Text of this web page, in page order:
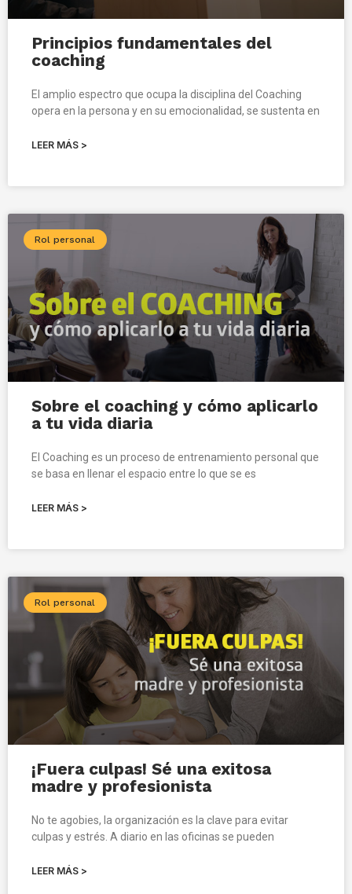
Principios fundamentales del
coaching
El amplio espectro que ocupa la disciplina del Coaching
opera en la persona y en su emocionalidad, se sustenta en
LEER MÁS >
Rol personal
Sobre el coaching y cómo aplicarlo
a tu vida diaria
El Coaching es un proceso de entrenamiento personal que
se basa en llenar el espacio entre lo que se es
LEER MÁS >
Rol personal
¡Fuera culpas! Sé una exitosa
madre y profesionista
No te agobies, la organización es la clave para evitar
culpas y estrés. A diario en las oficinas se pueden
LEER MÁS >